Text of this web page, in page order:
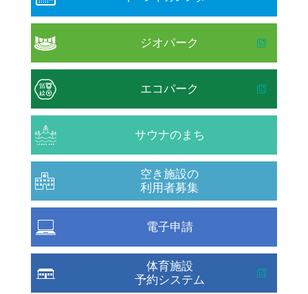
ジオパーク
エコパーク
サウナのまち
空き施設の
利用者募集
電子申請
体育施設
予約システム